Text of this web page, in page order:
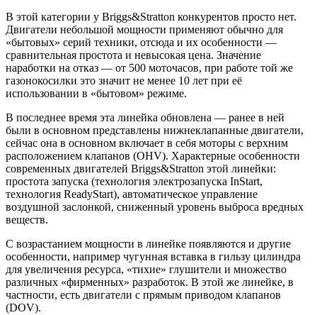
В этой категории у Briggs&Stratton конкурентов просто нет.
Двигатели небольшой мощности применяют обычно для
«бытовых» серий техники, отсюда и их особенности —
сравнительная простота и невысокая цена. Значение
наработки на отказ — от 500 моточасов, при работе той же
газонокосилки это значит не менее 10 лет при её
использовании в «бытовом» режиме.
В последнее время эта линейка обновлена — ранее в ней
были в основном представлены нижнеклапанные двигатели,
сейчас она в основном включает в себя моторы с верхним
расположением клапанов (OHV). Характерные особенности
современных двигателей Briggs&Stratton этой линейки:
простота запуска (технология электрозапуска InStart,
технология ReadyStart), автоматическое управление
воздушной заслонкой, сниженный уровень выброса вредных
веществ.
С возрастанием мощности в линейке появляются и другие
особенности, например чугунная вставка в гильзу цилиндра
для увеличения ресурса, «тихие» глушители и множество
различных «фирменных» разработок. В этой же линейке, в
частности, есть двигатели с прямым приводом клапанов
(DOV).